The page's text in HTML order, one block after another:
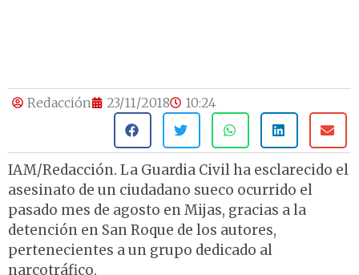
Redacción 23/11/2018 10:24
IAM/Redacción. La Guardia Civil ha esclarecido el
asesinato de un ciudadano sueco ocurrido el
pasado mes de agosto en Mijas, gracias a la
detención en San Roque de los autores,
pertenecientes a un grupo dedicado al
narcotráfico.